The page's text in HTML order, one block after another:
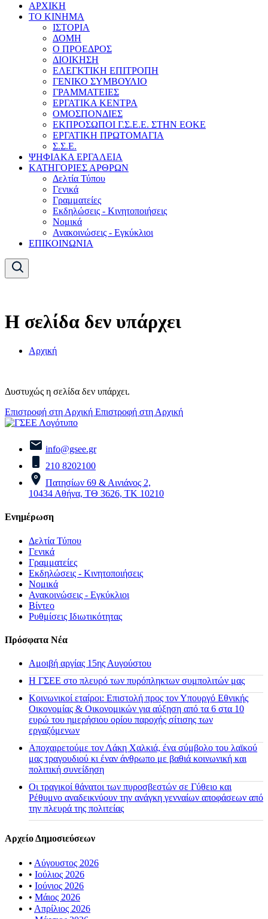
ΑΡΧΙΚΗ
ΤΟ ΚΙΝΗΜΑ
ΙΣΤΟΡΙΑ
ΔΟΜΗ
Ο ΠΡΟΕΔΡΟΣ
ΔΙΟΙΚΗΣΗ
ΕΛΕΓΚΤΙΚΗ ΕΠΙΤΡΟΠΗ
ΓΕΝΙΚΟ ΣΥΜΒΟΥΛΙΟ
ΓΡΑΜΜΑΤΕΙΕΣ
ΕΡΓΑΤΙΚΑ ΚΕΝΤΡΑ
ΟΜΟΣΠΟΝΔΙΕΣ
ΕΚΠΡΟΣΩΠΟΙ Γ.Σ.Ε.Ε. ΣΤΗΝ ΕΟΚΕ
ΕΡΓΑΤΙΚΗ ΠΡΩΤΟΜΑΓΙΑ
Σ.Σ.Ε.
ΨΗΦΙΑΚΑ ΕΡΓΑΛΕΙΑ
ΚΑΤΗΓΟΡΙΕΣ ΑΡΘΡΩΝ
Δελτία Τύπου
Γενικά
Γραμματείες
Εκδηλώσεις - Κινητοποιήσεις
Νομικά
Ανακοινώσεις - Εγκύκλιοι
ΕΠΙΚΟΙΝΩΝΙΑ
Η σελίδα δεν υπάρχει
Αρχική
Δυστυχώς η σελίδα δεν υπάρχει.
Επιστροφή στη Αρχική Επιστροφή στη Αρχική
info@gsee.gr
210 8202100
Πατησίων 69 & Αινιάνος 2,
10434 Αθήνα, ΤΘ 3626, ΤΚ 10210
Ενημέρωση
Δελτία Τύπου
Γενικά
Γραμματείες
Εκδηλώσεις - Κινητοποιήσεις
Νομικά
Ανακοινώσεις - Εγκύκλιοι
Βίντεο
Ρυθμίσεις Ιδιωτικότητας
Πρόσφατα Νέα
Αμοιβή αργίας 15ης Αυγούστου
H ΓΣΕΕ στο πλευρό των πυρόπληκτων συμπολιτών μας
Κοινωνικοί εταίροι: Επιστολή προς τον Υπουργό Εθνικής
Οικονομίας & Οικονομικών για αύξηση από τα 6 στα 10
ευρώ του ημερήσιου ορίου παροχής σίτισης των
εργαζόμενων
Αποχαιρετούμε τον Λάκη Χαλκιά, ένα σύμβολο του λαϊκού
μας τραγουδιού κι έναν άνθρωπο με βαθιά κοινωνική και
πολιτική συνείδηση
Οι τραγικοί θάνατοι των πυροσβεστών σε Γύθειο και
Ρέθυμνο αναδεικνύουν την ανάγκη γενναίων αποφάσεων από
την πλευρά της πολιτείας
Αρχείο Δημοσιεύσεων
• Αύγουστος 2026
• Ιούλιος 2026
• Ιούνιος 2026
• Μάιος 2026
• Απρίλιος 2026